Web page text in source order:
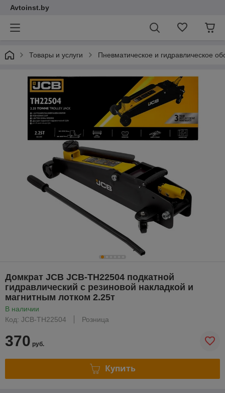
Avtoinst.by
Товары и услуги Пневматическое и гидравлическое
Домкрат JCB JCB-TH22504 подкатной
гидравлический с резиновой накладкой и
магнитным лотком 2.25т
В наличии
Код: JCB-TH22504
Розница
370 руб.
Купить